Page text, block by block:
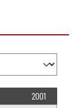
2001